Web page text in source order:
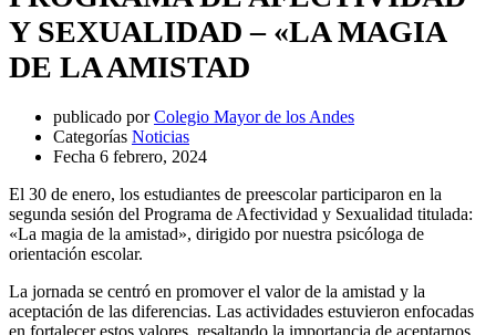
Y SEXUALIDAD – «LA MAGIA
DE LA AMISTAD
publicado por Colegio Mayor de los Andes
Categorías Noticias
Fecha 6 febrero, 2024
El 30 de enero, los estudiantes de preescolar participaron en la
segunda sesión del Programa de Afectividad y Sexualidad titulada:
«La magia de la amistad», dirigido por nuestra psicóloga de
orientación escolar.
La jornada se centró en promover el valor de la amistad y la
aceptación de las diferencias. Las actividades estuvieron enfocadas
en fortalecer estos valores, resaltando la importancia de aceptarnos